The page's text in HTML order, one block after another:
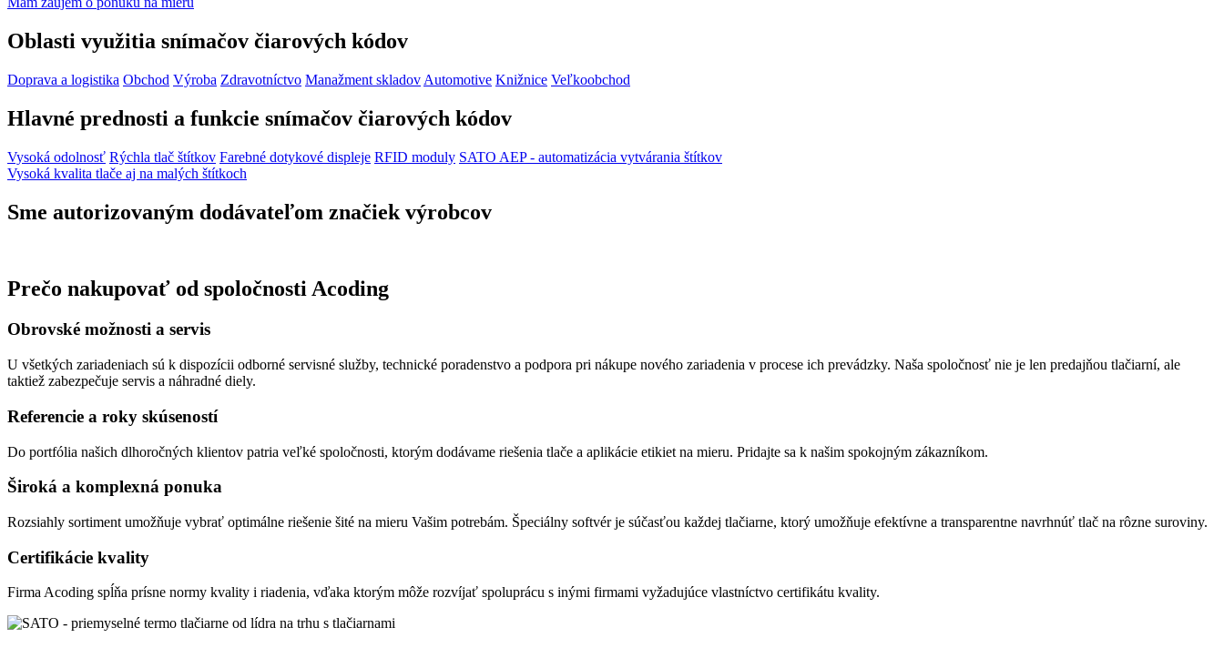
Oblasti využitia snímačov čiarových kódov
Doprava a logistika Obchod Výroba Zdravotníctvo Manažment skladov Automotive Knižnice Veľkoobchod
Hlavné prednosti a funkcie snímačov čiarových kódov
Vysoká odolnosť Rýchla tlač štítkov Farebné dotykové displeje RFID moduly SATO AEP - automatizácia vytvárania štítkov
Vysoká kvalita tlače aj na malých štítkoch
Sme autorizovaným dodávateľom značiek výrobcov
Prečo nakupovať od spoločnosti Acoding
Obrovské možnosti a servis
U všetkých zariadeniach sú k dispozícii odborné servisné služby, technické poradenstvo a podpora pri nákupe nového zariadenia v procese ich prevádzky. Naša spoločnosť nie je len predajňou tlačiarní, ale
taktiež zabezpečuje servis a náhradné diely.
Referencie a roky skúseností
Do portfólia našich dlhoročných klientov patria veľké spoločnosti, ktorým dodávame riešenia tlače a aplikácie etikiet na mieru. Pridajte sa k našim spokojným zákazníkom.
Široká a komplexná ponuka
Rozsiahly sortiment umožňuje vybrať optimálne riešenie šité na mieru Vašim potrebám. Špeciálny softvér je súčasťou každej tlačiarne, ktorý umožňuje efektívne a transparentne navrhnúť tlač na rôzne suroviny.
Certifikácie kvality
Firma Acoding spĺňa prísne normy kvality i riadenia, vďaka ktorým môže rozvíjať spoluprácu s inými firmami vyžadujúce vlastníctvo certifikátu kvality.